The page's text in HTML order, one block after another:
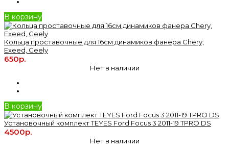
В корзину
Кольца проставочные для 16см динамиков фанера Chery,
Exeed, Geely
650р.
Нет в наличии
В корзину
Установочный комплект TEYES Ford Focus 3 2011-19 TPRO DS
4500р.
Нет в наличии